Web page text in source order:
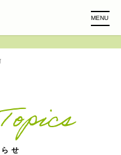
MENU
せ